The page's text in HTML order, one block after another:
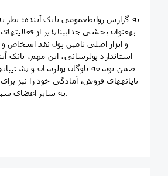
به گزارش روابط‏عمومی بانک آینده؛ نظر
به‏عنوان بخشی جدایی‏ناپذیر از
و ابزار اصلی تامین پول نقد اشخاص
استاندارد پول‏رسانی، این مهم، بانک
ضمن توسعه ناوگان پول‏رسان و
پایانه‏های فروش، آمادگی خود را نیز
به سایر اعضای شبکه بانکی اعلام دارد.